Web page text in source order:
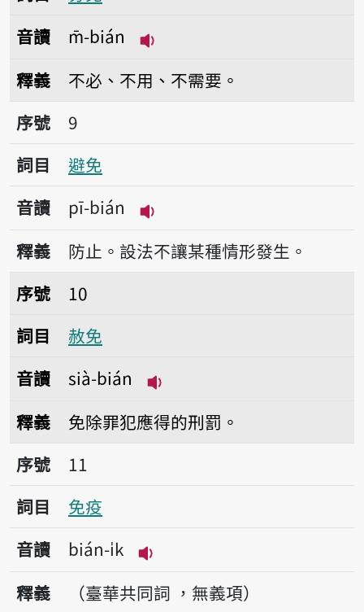
音讀
m̄-bián
釋義
不必、不用、不需要。
序號9避免
序號
9
詞目
避免
音讀
pī-bián
播放音讀pī-bián
釋義
防止。設法不讓某種情形發生。
序號10赦免
序號
10
詞目
赦免
音讀
sià-bián
釋義
免除罪犯應得的刑罰。
序號11免疫
序號
11
詞目
免疫
音讀
bián-i̍k
播放音讀bián-i̍k
釋義
（臺華共同詞 ，無義項）